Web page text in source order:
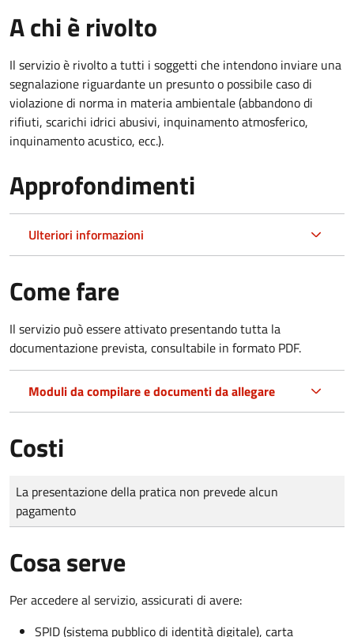
A chi è rivolto
Il servizio è rivolto a tutti i soggetti che intendono inviare una
segnalazione riguardante un presunto o possibile caso di
violazione di norma in materia ambientale (abbandono di
rifiuti, scarichi idrici abusivi, inquinamento atmosferico,
inquinamento acustico, ecc.).
Approfondimenti
Ulteriori informazioni
Come fare
Il servizio può essere attivato presentando tutta la
documentazione prevista, consultabile in formato PDF.
Moduli da compilare e documenti da allegare
Costi
Tipo di pagamento
Importo
La presentazione della pratica non prevede alcun
pagamento
Cosa serve
Per accedere al servizio, assicurati di avere:
SPID (sistema pubblico di identità digitale), carta